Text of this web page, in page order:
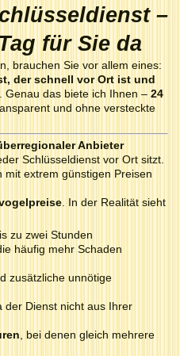
–
für Sie da
brauchen Sie vor allem eines:
der schnell vor Ort ist und
. Genau das biete ich Ihnen – 24
und ohne versteckte
Anbieter
Schlüsseldienst vor Ort sitzt.
mit extrem günstigen Preisen
. In der Realität sieht
zu zwei Stunden
die häufig mehr Schaden
zusätzliche unnötige
der Dienst nicht aus Ihrer
, bei denen gleich mehrere